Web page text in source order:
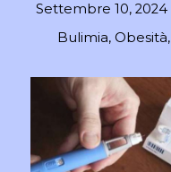
Settembre 10, 2024
Bulimia, Obesità,